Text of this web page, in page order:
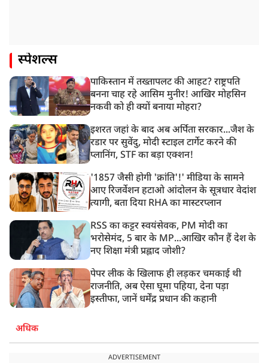
स्पेशल्स
पाकिस्तान में तख्तापलट की आहट? राष्ट्रपति
बनना चाह रहे आसिम मुनीर! आखिर मोहसिन
नकवी को ही क्यों बनाया मोहरा?
इशरत जहां के बाद अब अर्पिता सरकार...जैश के
रडार पर सुवेंदु, मोदी स्टाइल टार्गेट करने की
प्लानिंग, STF का बड़ा एक्शन!
'1857 जैसी होगी 'क्रांति'!' मीडिया के सामने
आए रिजर्वेशन हटाओ आंदोलन के सूत्रधार वेदांश
त्यागी, बता दिया RHA का मास्टरप्लान
RSS का कट्टर स्वयंसेवक, PM मोदी का
भरोसेमंद, 5 बार के MP...आखिर कौन हैं देश के
नए शिक्षा मंत्री प्रह्लाद जोशी?
पेपर लीक के खिलाफ ही लड़कर चमकाई थी
राजनीति, अब ऐसा घूमा पहिया, देना पड़ा
इस्तीफा, जानें धर्मेंद्र प्रधान की कहानी
अधिक
ADVERTISEMENT